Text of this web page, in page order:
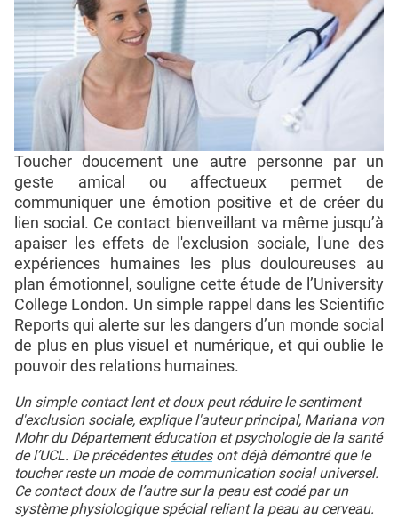
Toucher doucement une autre personne par un
geste amical ou affectueux permet de
communiquer une émotion positive et de créer du
lien social. Ce contact bienveillant va même jusqu’à
apaiser les effets de l'exclusion sociale, l'une des
expériences humaines les plus douloureuses au
plan émotionnel, souligne cette étude de l’University
College London. Un simple rappel dans les Scientific
Reports qui alerte sur les dangers d’un monde social
de plus en plus visuel et numérique, et qui oublie le
pouvoir des relations humaines.
Un simple contact lent et doux peut réduire le sentiment
d'exclusion sociale, explique l'auteur principal, Mariana von
Mohr du Département éducation et psychologie de la santé
de l’UCL. De précédentes étudesont déjà démontré que le
toucher reste un mode de communication social universel.
Ce contact doux de l’autre sur la peau est codé par un
système physiologique spécial reliant la peau au cerveau.